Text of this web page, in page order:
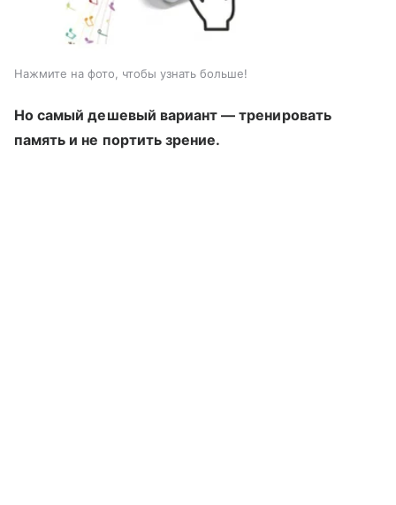
Нажмите на фото, чтобы узнать больше!
Но самый дешевый вариант — тренировать
память и не портить зрение.